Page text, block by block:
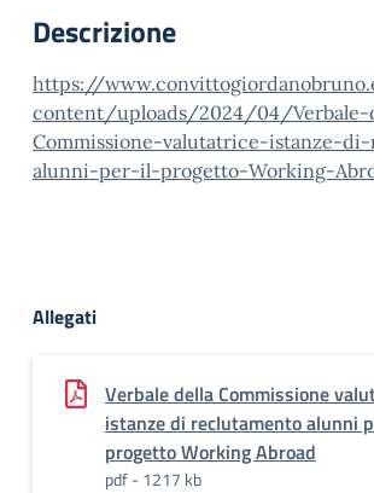
Descrizione
https://
content/uploads/2024/04/Verbale-
Commissione-valutatrice-istanze-
alunni-per-il-progetto-Working-
Allegati
Verbale della Commissione
istanze di reclutamento alunni
progetto Working Abroad
pdf - 1217 kb